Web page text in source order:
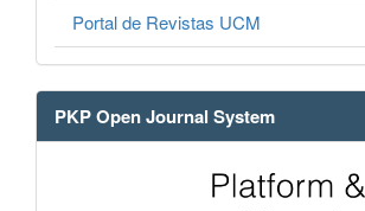
Portal de Revistas UCM
PKP Open Journal System